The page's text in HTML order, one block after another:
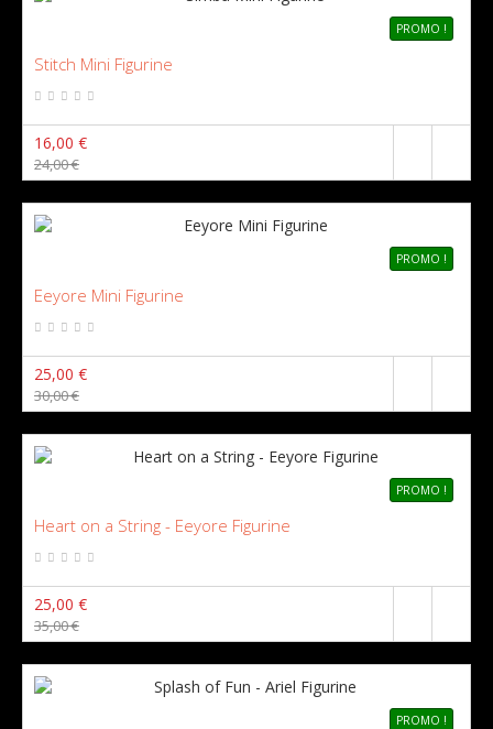
PROMO !
Stitch Mini Figurine
16,00 €
24,00 €
PROMO !
Eeyore Mini Figurine
25,00 €
30,00 €
PROMO !
Heart on a String - Eeyore Figurine
25,00 €
35,00 €
PROMO !